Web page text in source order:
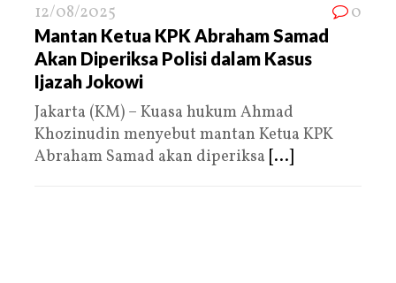
12/08/2025 0
Mantan Ketua KPK Abraham Samad
Akan Diperiksa Polisi dalam Kasus
Ijazah Jokowi
Jakarta (KM) – Kuasa hukum Ahmad
Khozinudin menyebut mantan Ketua KPK
Abraham Samad akan diperiksa [...]